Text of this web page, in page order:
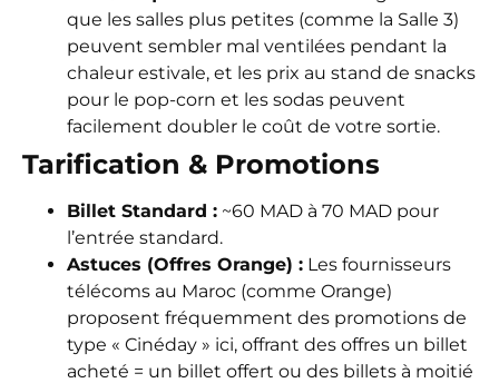
que les salles plus petites (comme la Salle 3)
peuvent sembler mal ventilées pendant la
chaleur estivale, et les prix au stand de snacks
pour le pop-corn et les sodas peuvent
facilement doubler le coût de votre sortie.
Tarification & Promotions
Billet Standard : ~60 MAD à 70 MAD pour
l’entrée standard.
Astuces (Offres Orange) : Les fournisseurs
télécoms au Maroc (comme Orange)
proposent fréquemment des promotions de
type « Cinéday » ici, offrant des offres un billet
acheté = un billet offert ou des billets à moitié